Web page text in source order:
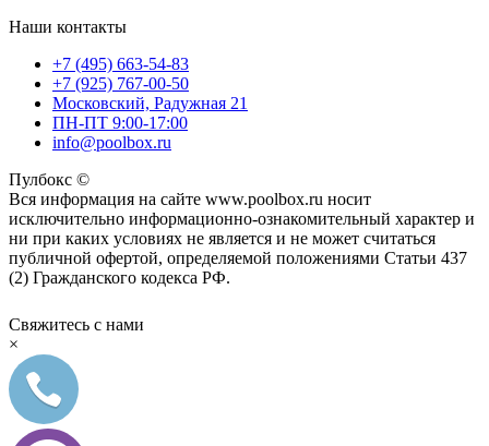
Наши контакты
+7 (495) 663-54-83
+7 (925) 767-00-50
Московский, Радужная 21
ПН-ПТ 9:00-17:00
info@poolbox.ru
Пулбокс ©
Вся информация на сайте www.poolbox.ru носит
исключительно информационно-ознакомительный характер и
ни при каких условиях не является и не может считаться
публичной офертой, определяемой положениями Статьи 437
(2) Гражданского кодекса РФ.
Свяжитесь с нами
×